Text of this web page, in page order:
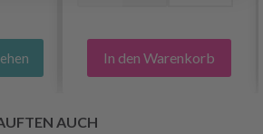
In den Warenkorb
AUCH